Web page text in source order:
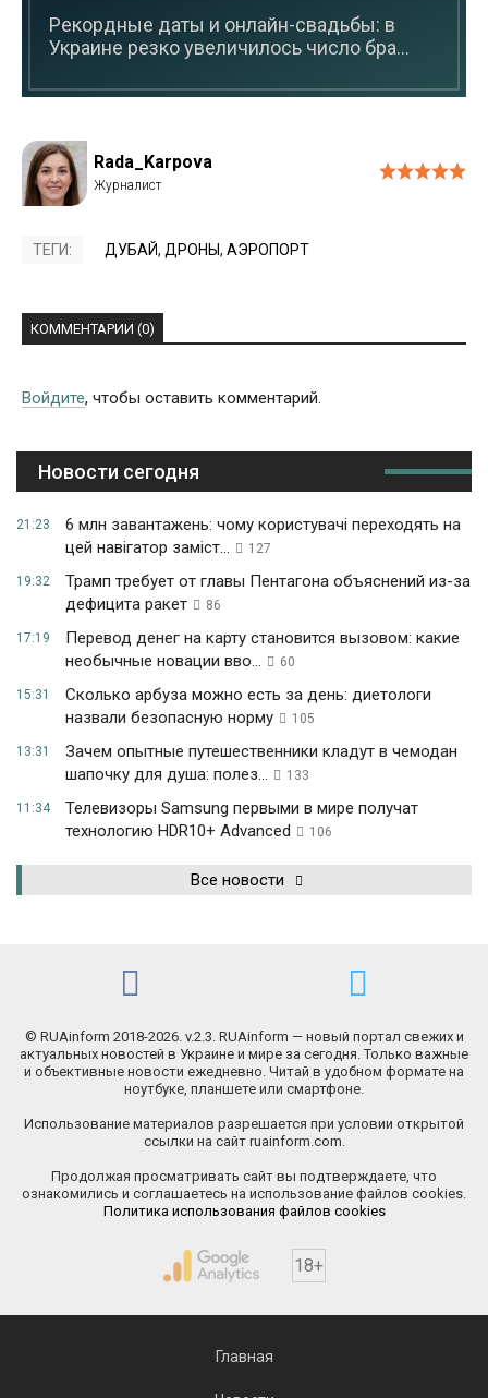
Рекордные даты и онлайн-свадьбы: в
Украине резко увеличилось число бра...
Rada_Karpova
ТЕГИ: ДУБАЙ, ДРОНЫ, АЭРОПОРТ
КОММЕНТАРИИ (0)
Войдите, чтобы оставить комментарий.
Новости сегодня
21:23
6 млн завантажень: чому користувачі переходять на
цей навігатор заміст...
127
19:32
Трамп требует от главы Пентагона объяснений из-за
дефицита ракет
86
17:19
Перевод денег на карту становится вызовом: какие
необычные новации вво...
60
15:31
Сколько арбуза можно есть за день: диетологи
назвали безопасную норму
105
13:31
Зачем опытные путешественники кладут в чемодан
шапочку для душа: полез...
133
11:34
Телевизоры Samsung первыми в мире получат
технологию HDR10+ Advanced
106
Все новости
© RUAinform 2018-2026. v.2.3. RUAinform — новый портал свежих и
актуальных новостей в Украине и мире за сегодня. Только важные
и объективные новости ежедневно. Читай в удобном формате на
ноутбуке, планшете или смартфоне.
Использование материалов разрешается при условии открытой
ссылки на сайт ruainform.com.
Продолжая просматривать сайт вы подтверждаете, что
ознакомились и соглашаетесь на использование файлов cookies.
Политика использования файлов cookies
18+
Главная